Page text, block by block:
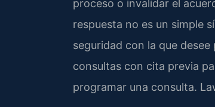
proceso o invalidar el
respuesta no es un simple
seguridad con la que
consultas con cita previa
programar una consulta.